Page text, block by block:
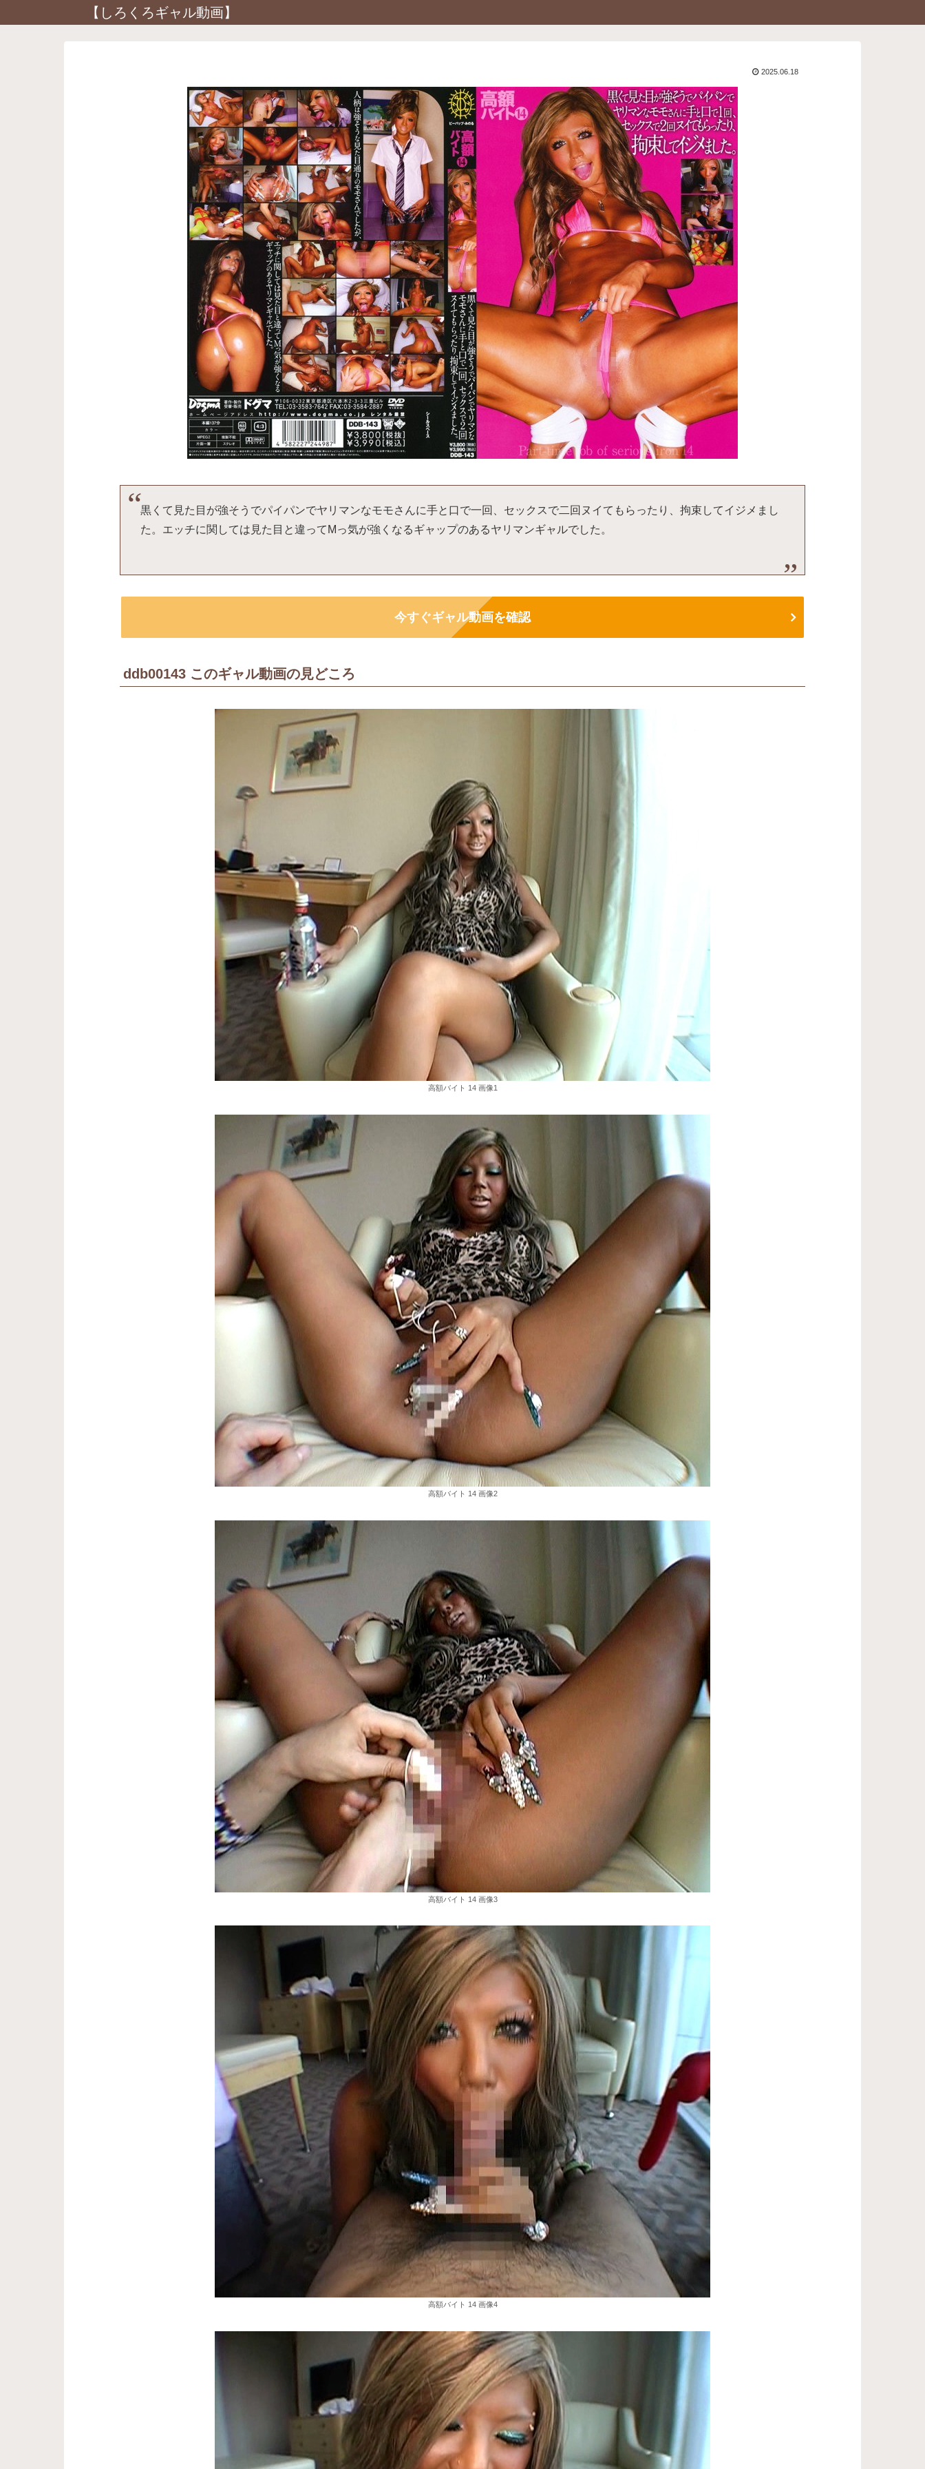
【しろくろギャル動画】
2025.06.18
黒くて見た目が強そうでパイパンでヤリマンなモモさんに手と口で一回、セックスで二回ヌイてもらったり、拘束してイジメまし
た。エッチに関しては見た目と違ってMっ気が強くなるギャップのあるヤリマンギャルでした。
今すぐギャル動画を確認
ddb00143 このギャル動画の見どころ
高額バイト 14 画像1
高額バイト 14 画像2
高額バイト 14 画像3
高額バイト 14 画像4